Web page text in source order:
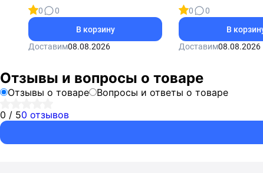
0
0
В корзину
Доставим08.08.2026
0
0
В
Доставим08.08.2026
Отзывы и вопросы о товаре
Отзывы о товаре
Вопросы и ответы о товаре
0 / 50 отзывов